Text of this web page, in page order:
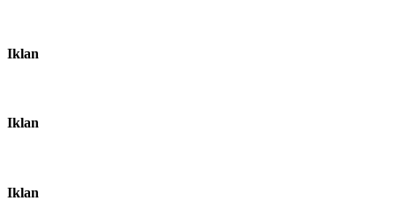
Iklan
Iklan
Iklan